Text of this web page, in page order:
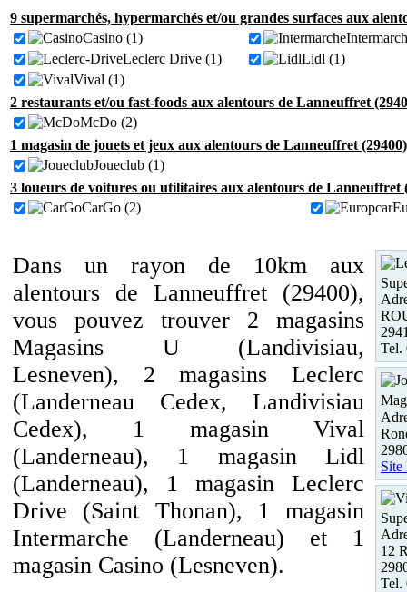
9 supermarchés, hypermarchés et/ou grandes surfaces aux
Casino (1)
Leclerc Drive (1)
Lidl (1)
Vival (1)
2 restaurants et/ou fast-foods aux alentours de Lanneuffret
McDo (2)
1 magasin de jouets et jeux aux alentours de Lanneuffret
Joueclub (1)
3 loueurs de voitures ou utilitaires aux alentours de Lanneuffret
CarGo (2)
Dans un rayon de 10km aux
alentours de Lanneuffret (29400),
vous pouvez trouver 2 magasins
Magasins U (Landivisiau,
Lesneven), 2 magasins Leclerc
(Landerneau Cedex, Landivisiau
Cedex), 1 magasin Vival
(Landerneau), 1 magasin Lidl
(Landerneau), 1 magasin Leclerc
Drive (Saint Thonan), 1 magasin
Intermarche (Landerneau) et 1
magasin Casino (Lesneven).
Tel.
Site
12
Tel.